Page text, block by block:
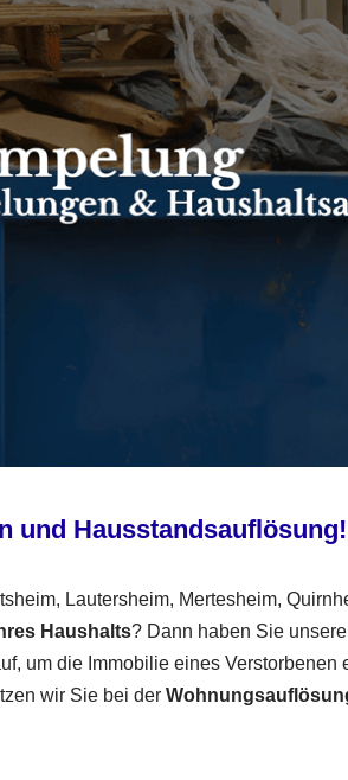
und Hausstandsauflösung!
Lautersheim, Mertesheim,
Haushalts? Dann haben Sie
um die Immobilie eines
wir Sie bei der